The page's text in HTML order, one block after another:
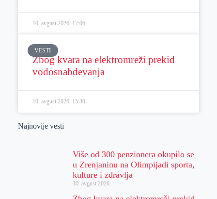
10. avgust 2026. 17:06
VESTI
Zbog kvara na elektromreži prekid
vodosnabdevanja
10. avgust 2026. 15:30
Najnovije vesti
Više od 300 penzionera okupilo se
u Zrenjaninu na Olimpijadi sporta,
kulture i zdravlja
10. avgust 2026.